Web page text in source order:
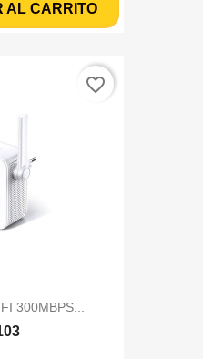
AL CARRITO
300MBPS...
favorite_border